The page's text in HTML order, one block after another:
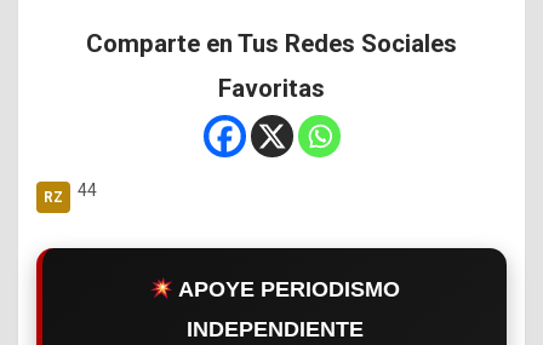
Comparte en Tus Redes Sociales
Favoritas
44
APOYE PERIODISMO
INDEPENDIENTE